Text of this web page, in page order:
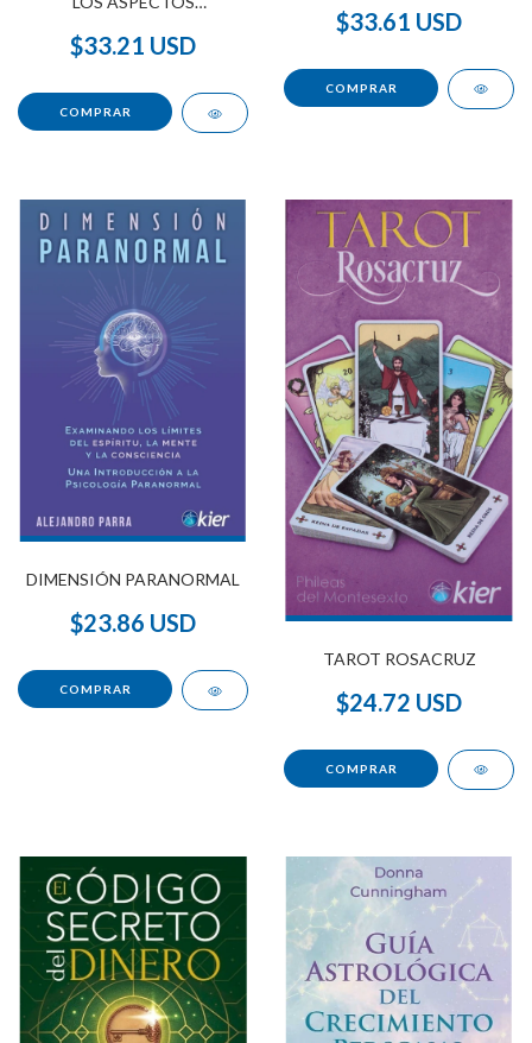
$33.21 USD
$33.61 USD
DIMENSIÓN PARANORMAL
$23.86 USD
TAROT ROSACRUZ
$24.72 USD